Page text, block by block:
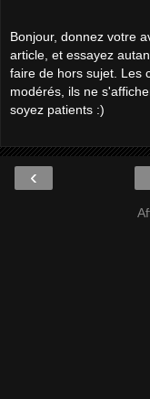
Bonjour, donnez votre
article, et essayez
faire de hors sujet. Les
modérés, ils ne
soyez patients :)
‹